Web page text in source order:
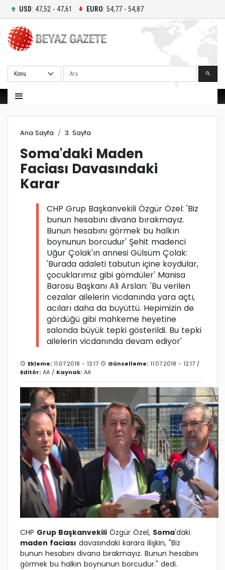
USD: 47,52 - 47,61 EURO: 54,77 - 54,87
Ara
Ana Sayfa 3. Sayfa
Soma'daki Maden
Faciası Davasındaki
Karar
CHP Grup Başkanvekili Özgür Özel: 'Biz
bunun hesabını divana bırakmayız.
Bunun hesabını görmek bu halkın
boynunun borcudur' Şehit madenci
Uğur Çolak'ın annesi Gülsüm Çolak:
'Burada adaleti tabutun içine koydular,
çocuklarımız gibi gömdüler' Manisa
Barosu Başkanı Ali Arslan: 'Bu verilen
cezalar ailelerin vicdanında yara açtı,
acıları daha da büyüttü. Hepimizin de
gördüğü gibi mahkeme heyetine
salonda büyük tepki gösterildi. Bu tepki
ailelerin vicdanında devam ediyor'
Ekleme: 11.07.2018 - 12:17 Güncelleme: 11.07.2018 - 12:17 /
Editör: AA / Kaynak: AA
CHP Grup Başkanvekili Özgür Özel, Soma'daki
maden faciası davasındaki karara ilişkin, "Biz
bunun hesabını divana bırakmayız. Bunun hesabını
görmek bu halkın boynunun borcudur." dedi.